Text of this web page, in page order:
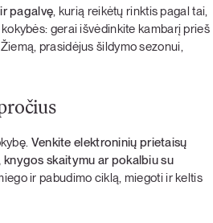
pagalvę, kurią reikėtų rinktis pagal tai,
gerai išvėdinkite kambarį prieš
prasidėjus šildymo sezonui,
Venkite elektroninių prietaisų
skaitymu ar pokalbiu su
ir pabudimo ciklą, miegoti ir keltis